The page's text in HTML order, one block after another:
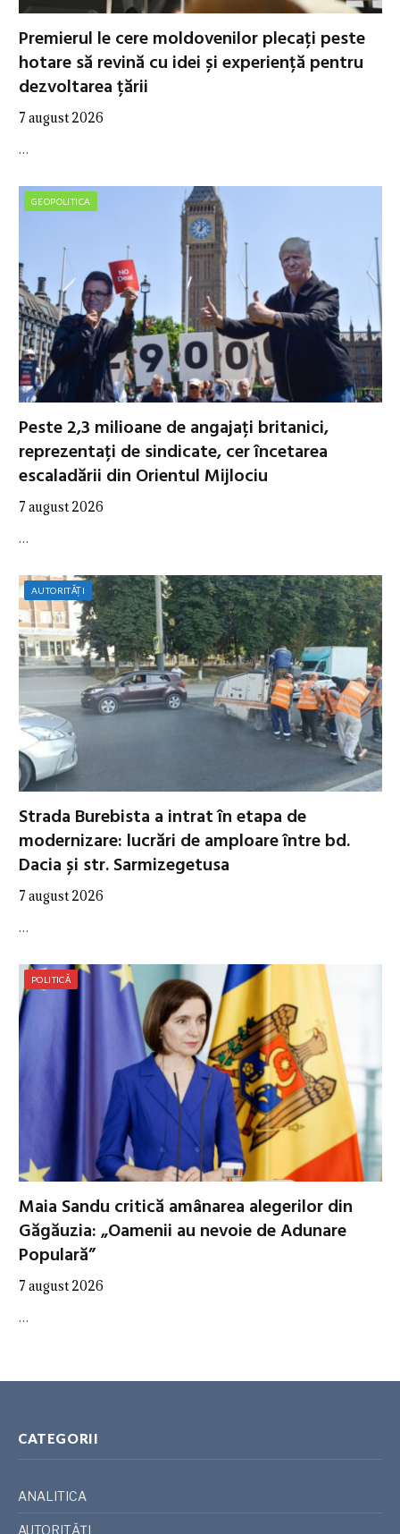
Premierul le cere moldovenilor plecați peste
hotare să revină cu idei și experiență pentru
dezvoltarea țării
7 august 2026
…
GEOPOLITICA
Peste 2,3 milioane de angajați britanici,
reprezentați de sindicate, cer încetarea
escaladării din Orientul Mijlociu
7 august 2026
…
AUTORITĂȚI
Strada Burebista a intrat în etapa de
modernizare: lucrări de amploare între bd.
Dacia și str. Sarmizegetusa
7 august 2026
…
POLITICĂ
Maia Sandu critică amânarea alegerilor din
Găgăuzia: „Oamenii au nevoie de Adunare
Populară”
7 august 2026
…
CATEGORII
ANALITICA
AUTORITĂȚI